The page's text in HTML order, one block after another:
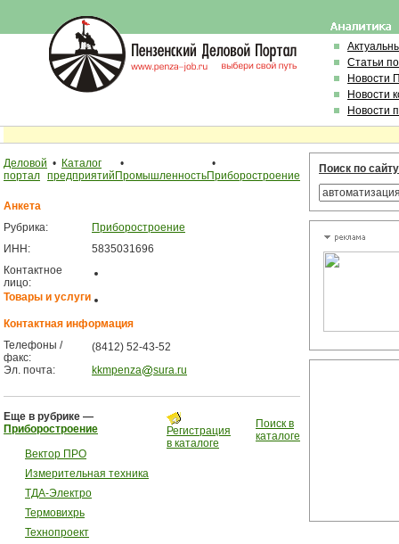
Статьи
Новости
Новости
Новости
Деловой
портал
• Каталог
предприятий
•
Промышленность
•
Приборостроение
Анкета
Рубрика:
Приборостроение
ИНН:
5835031696
Контактное
лицо:
Товары и услуги
Контактная информация
Телефоны /
факс:
(8412) 52-43-52
Эл. почта:
kkmpenza sura.ru
Еще в рубрике —
Приборостроение
Вектор ПРО
Измерительная техника
ТДА-Электро
Термовихрь
Технопроект
Регистрация
в каталоге
Поиск в
каталоге
Поиск по сайту